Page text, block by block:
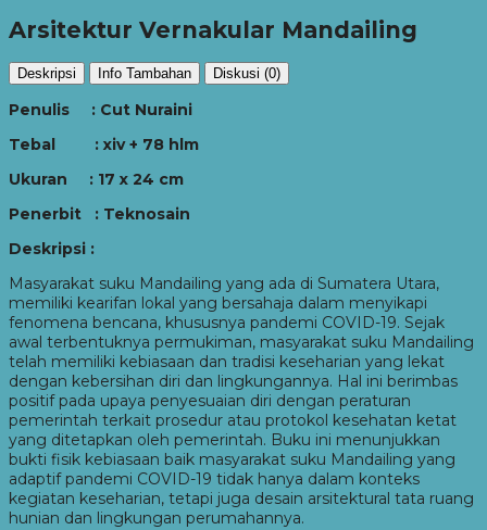
Arsitektur Vernakular Mandailing
Deskripsi Info Tambahan Diskusi (0)
Penulis : Cut Nuraini
Tebal : xiv + 78 hlm
Ukuran : 17 x 24 cm
Penerbit : Teknosain
Deskripsi :
Masyarakat suku Mandailing yang ada di Sumatera Utara,
memiliki kearifan lokal yang bersahaja dalam menyikapi
fenomena bencana, khususnya pandemi COVID-19. Sejak
awal terbentuknya permukiman, masyarakat suku Mandailing
telah memiliki kebiasaan dan tradisi keseharian yang lekat
dengan kebersihan diri dan lingkungannya. Hal ini berimbas
positif pada upaya penyesuaian diri dengan peraturan
pemerintah terkait prosedur atau protokol kesehatan ketat
yang ditetapkan oleh pemerintah. Buku ini menunjukkan
bukti fisik kebiasaan baik masyarakat suku Mandailing yang
adaptif pandemi COVID-19 tidak hanya dalam konteks
kegiatan keseharian, tetapi juga desain arsitektural tata ruang
hunian dan lingkungan perumahannya.